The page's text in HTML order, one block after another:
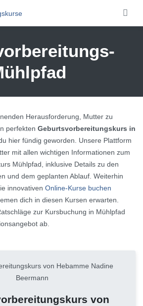
Herausforderung, Mutter zu
perfekten Geburtsvorbereitungskurs in
hier fündig geworden. Unsere Plattform
mit allen wichtigen Informationen zum
Mühlpfad, inklusive Details zu den
und dem geplanten Ablauf. Weiterhin
innovativen Online-Kurse buchen
dich in diesen Kursen erwarten.
zur Kursbuchung in Mühlpfad
ab.
von